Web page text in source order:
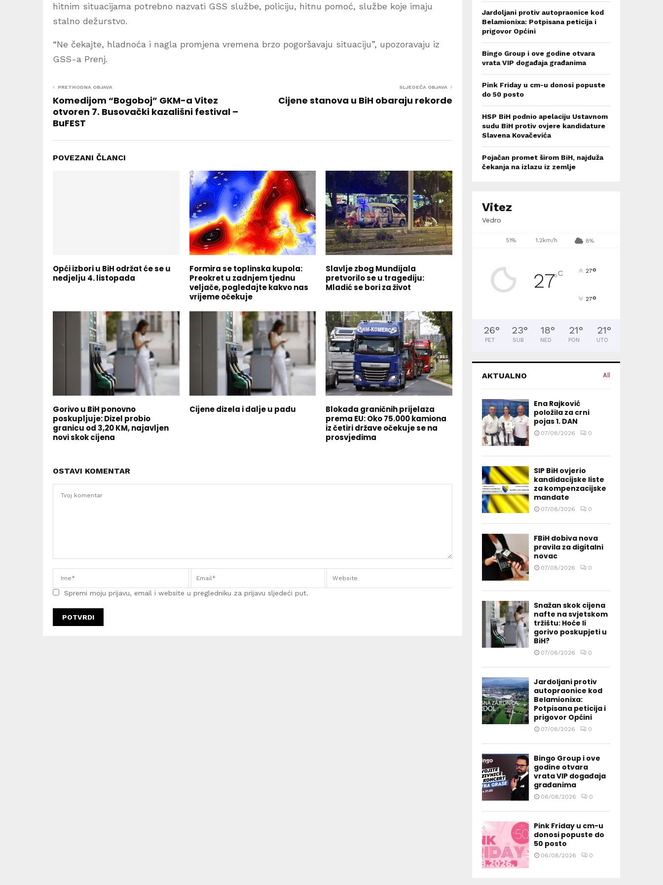
hitnim situacijama potrebno nazvati GSS službe, policiju, hitnu pomoć, službe koje imaju
stalno dežurstvo.
“Ne čekajte, hladnoća i nagla promjena vremena brzo pogoršavaju situaciju”, upozoravaju iz
GSS-a Prenj.
PRETHODNA OBJAVA
Komedijom “Bogoboj” GKM-a Vitez
otvoren 7. Busovački kazališni festival –
BuFEST
SLJEDEĆA OBJAVA
Cijene stanova u BiH obaraju rekorde
POVEZANI ČLANCI
Opći izbori u BiH održat će se u
nedjelju 4. listopada
Formira se toplinska kupola:
Preokret u zadnjem tjednu
veljače, pogledajte kakvo nas
vrijeme očekuje
Slavlje zbog Mundijala
pretvorilo se u tragediju:
Mladić se bori za život
Gorivo u BiH ponovno
poskupljuje: Dizel probio
granicu od 3,20 KM, najavljen
novi skok cijena
Cijene dizela i dalje u padu
Blokada graničnih prijelaza
prema EU: Oko 75.000 kamiona
iz četiri države očekuje se na
prosvjedima
OSTAVI KOMENTAR
Spremi moju prijavu, email i website u pregledniku za prijavu sljedeći put.
Jardoljani protiv autopraonice kod
Belamionixa: Potpisana peticija i
prigovor Općini
Bingo Group i ove godine otvara
vrata VIP događaja građanima
Pink Friday u cm-u donosi popuste
do 50 posto
HSP BiH podnio apelaciju Ustavnom
sudu BiH protiv ovjere kandidature
Slavena Kovačevića
Pojačan promet širom BiH, najduža
čekanja na izlazu iz zemlje
Vitez
Vedro
51% 1.2km/h 8%
27°C 27°
27°
26°
PET
23°
SUB
18°
NED
21°
PON
21°
UTO
AKTUALNO All
Ena Rajković
položila za crni
pojas 1. DAN
07/08/2026 0
SIP BiH ovjerio
kandidacijske liste
za kompenzacijske
mandate
07/08/2026 0
FBiH dobiva nova
pravila za digitalni
novac
07/08/2026 0
Snažan skok cijena
nafte na svjetskom
tržištu: Hoće li
gorivo poskupjeti u
BiH?
07/08/2026 0
Jardoljani protiv
autopraonice kod
Belamionixa:
Potpisana peticija i
prigovor Općini
07/08/2026 0
Bingo Group i ove
godine otvara
vrata VIP događaja
građanima
06/08/2026 0
Pink Friday u cm-u
donosi popuste do
50 posto
06/08/2026 0